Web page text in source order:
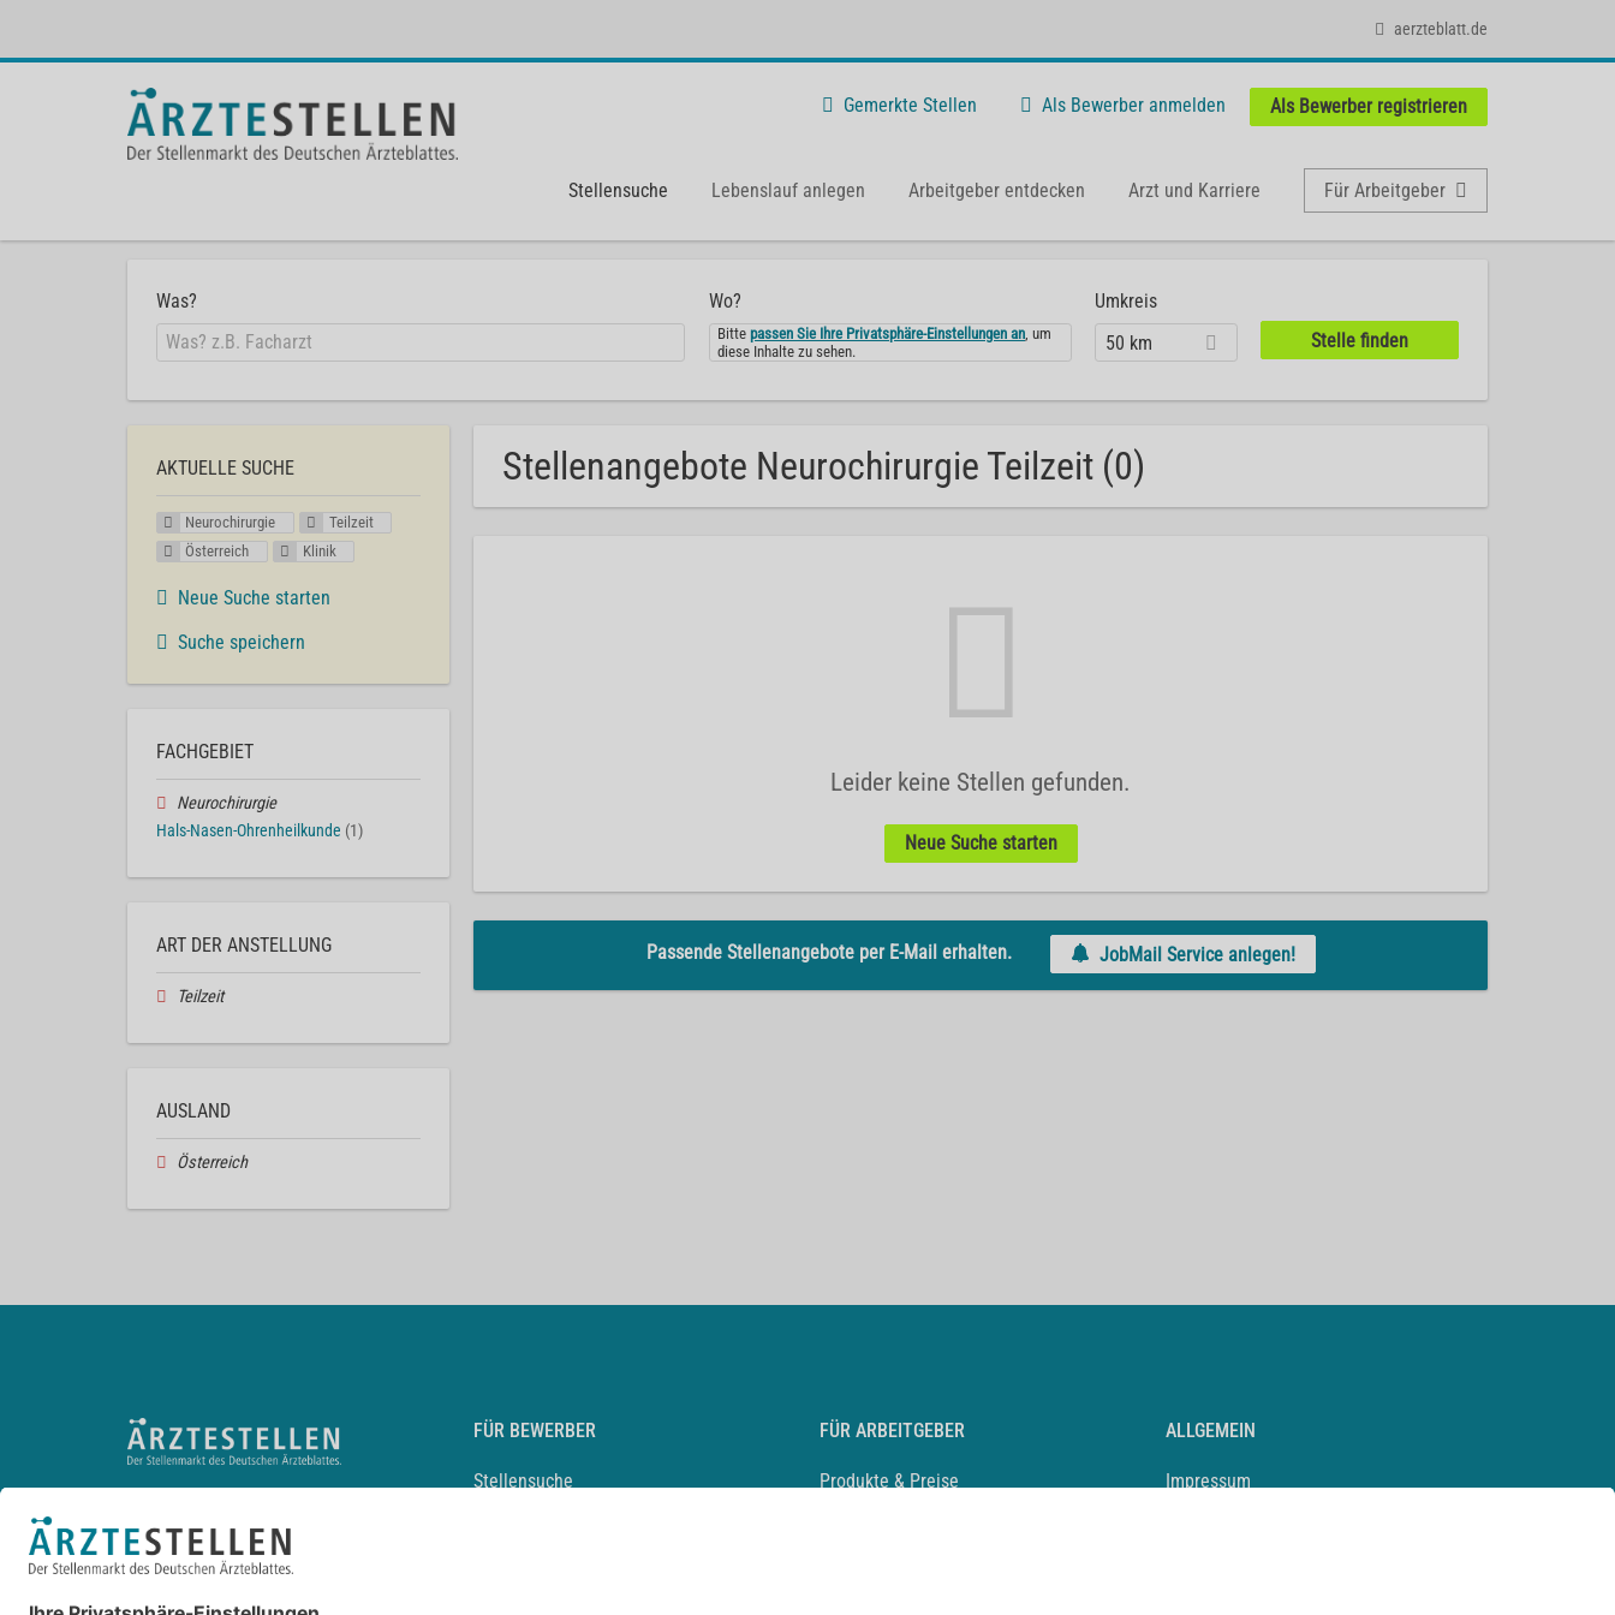
aerzteblatt.de
Gemerkte Stellen Als Bewerber anmelden Als Bewerber registrieren
Stellensuche Lebenslauf anlegen Arbeitgeber entdecken Arzt und Karriere Für Arbeitgeber
Was? Wo?
Bittepassen Sie Ihre Privatsphäre-Einstellungen an, um
diese Inhalte zu sehen.
Umkreis
50 km
Stellenangebote Neurochirurgie Teilzeit (0)
Leider keine Stellen gefunden.
Neue Suche starten
Passende Stellenangebote per E-Mail erhalten. JobMail Service anlegen!
AKTUELLE SUCHE
Neurochirurgie
Teilzeit
Österreich
Klinik
Neue Suche starten
Suche speichern
FACHGEBIET
Neurochirurgie
Hals-Nasen-Ohrenheilkunde (1)
ART DER ANSTELLUNG
Teilzeit
AUSLAND
Österreich
FÜR BEWERBER
Stellensuche
FÜR ARBEITGEBER
Produkte & Preise
ALLGEMEIN
Impressum